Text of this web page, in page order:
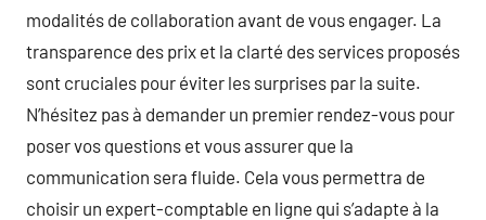
modalités de collaboration avant de vous engager. La
transparence des prix et la clarté des services proposés
sont cruciales pour éviter les surprises par la suite.
N’hésitez pas à demander un premier rendez-vous pour
poser vos questions et vous assurer que la
communication sera fluide. Cela vous permettra de
choisir un expert-comptable en ligne qui s’adapte à la